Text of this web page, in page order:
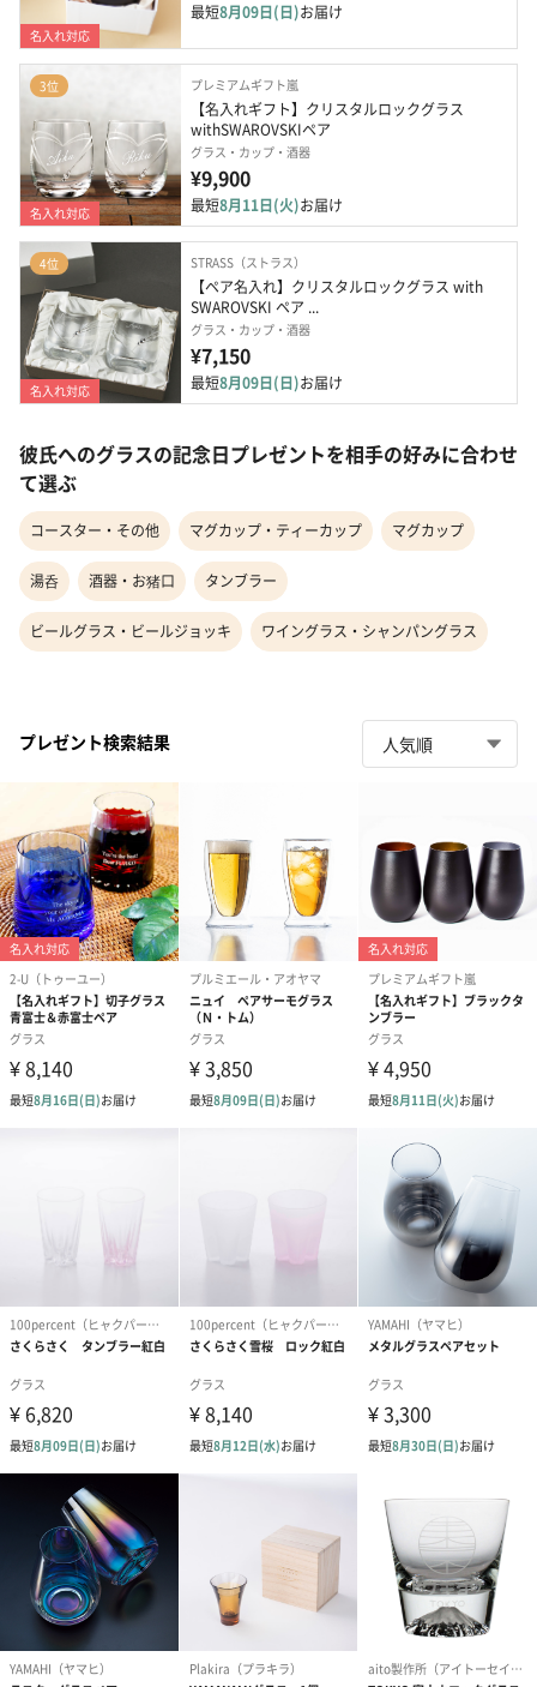
名入れ対応
最短8月09日(日)お届け
3位
名入れ対応
プレミアムギフト嵐
【名入れギフト】クリスタルロックグラス
withSWAROVSKIペア
グラス・カップ・酒器
¥9,900
最短8月11日(火)お届け
4位
名入れ対応
STRASS（ストラス）
【ペア名入れ】クリスタルロックグラス with
SWAROVSKI ペア ...
グラス・カップ・酒器
¥7,150
最短8月09日(日)お届け
彼氏へのグラスの記念日プレゼントを相手の好みに合わせ
て選ぶ
コースター・その他 マグカップ・ティーカップ マグカップ
湯呑 酒器・お猪口 タンブラー
ビールグラス・ビールジョッキ ワイングラス・シャンパングラス
プレゼント検索結果